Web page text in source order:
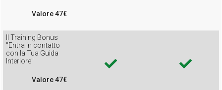
Valore 47€
Il Training Bonus
"Entra in contatto
con la Tua Guida
Interiore"
Valore 47€